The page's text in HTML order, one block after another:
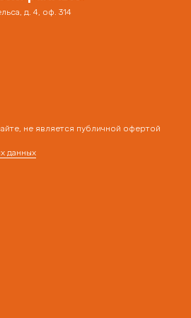
д. 4, оф. 314
не является публичной офертой
данных